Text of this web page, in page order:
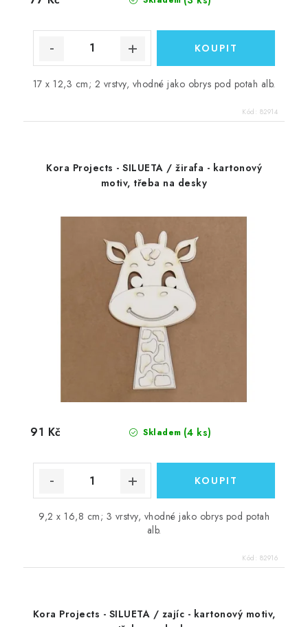
17 x 12,3 cm; 2 vrstvy, vhodné jako obrys pod potah alb.
Kód: 82914
Kora Projects - SILUETA / žirafa - kartonový
motiv, třeba na desky
Skladem (4 ks)
91 Kč
9,2 x 16,8 cm; 3 vrstvy, vhodné jako obrys pod potah
alb.
Kód: 82916
Kora Projects - SILUETA / zajíc - kartonový motiv,